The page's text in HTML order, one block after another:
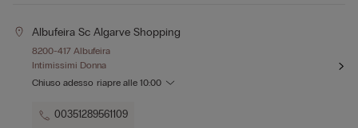
Albufeira Sc Algarve Shopping
8200-417 Albufeira
Intimissimi Donna
Chiuso adesso riapre alle 10:00
00351289561109